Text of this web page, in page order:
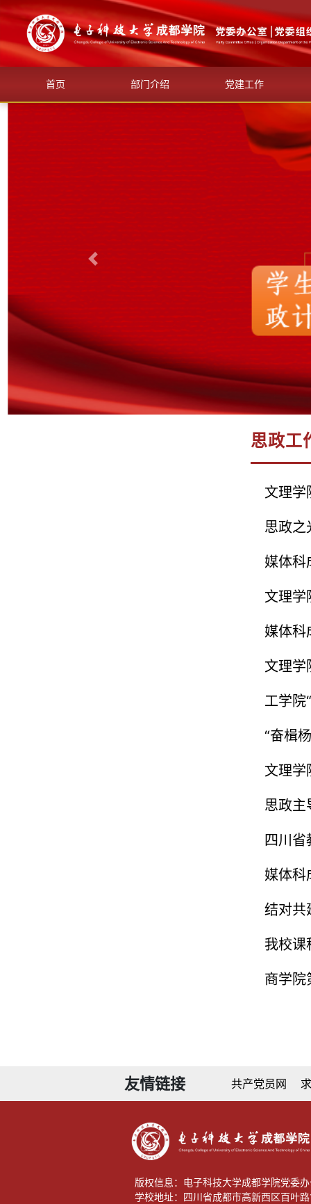
首页 部门介绍 党建工作
思政工
文理学
思政
媒体科
文理学
媒体科
文理学
工学院
“奋楫
文理学
思政主
四川
媒体科
结对共
我校课
商学院
友情链接 共产党员网
版权信息：电子科技大学成都学院党委
学校地址：四川省成都市高新西区百叶